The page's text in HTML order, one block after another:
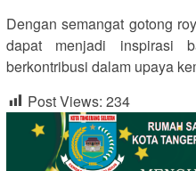
Dengan semangat gotong
dapat menjadi inspirasi
berkontribusi dalam upaya
Post Views: 234